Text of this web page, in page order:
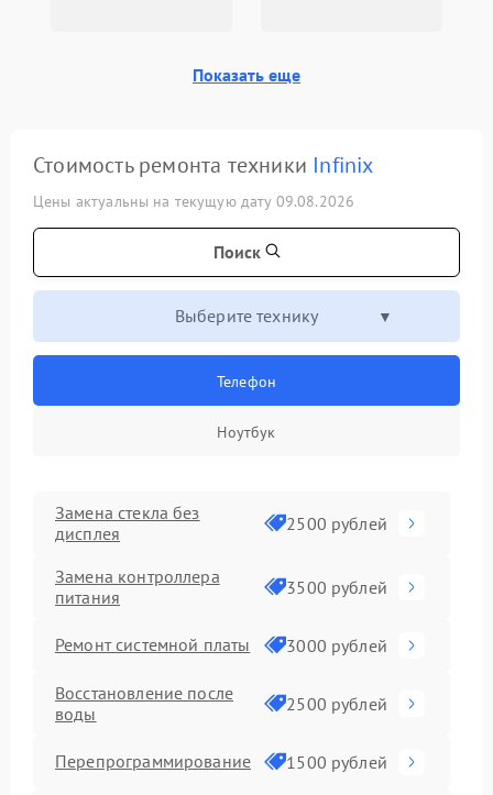
Показать еще
Стоимость ремонта техники Infinix
Цены актуальны на текущую дату 09.08.2026
Поиск
Выберите технику
Телефон
Ноутбук
Замена стекла без
дисплея
2500 рублей
Замена контроллера
питания
3500 рублей
Ремонт системной платы 3000 рублей
Восстановление после
воды
2500 рублей
Перепрограммирование 1500 рублей